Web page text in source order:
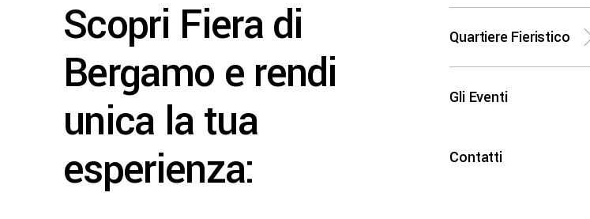
Scopri Fiera di
Bergamo e rendi
unica la tua
esperienza:
Quartiere Fieristico
Gli Eventi
Contatti